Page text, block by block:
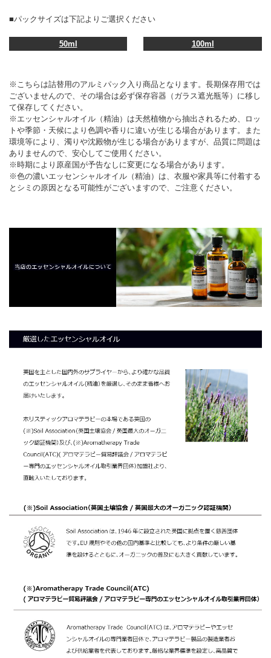
■パックサイズは下記よりご選択ください
50ml 100ml
※こちらは詰替用のアルミパック入り商品となります。長期保存用では
ございませんので、その場合は必ず保存容器（ガラス遮光瓶等）に移し
て保存してください。
※エッセンシャルオイル（精油）は天然植物から抽出されるため、ロッ
トや季節・天候により色調や香りに違いが生じる場合があります。また
環境等により、濁りや沈殿物が生じる場合がありますが、品質に問題は
ありませんので、安心してご使用ください。
※時期により原産国が予告なしに変更になる場合があります。
※色の濃いエッセンシャルオイル（精油）は、衣服や家具等に付着する
とシミの原因となる可能性がございますので、ご注意ください。